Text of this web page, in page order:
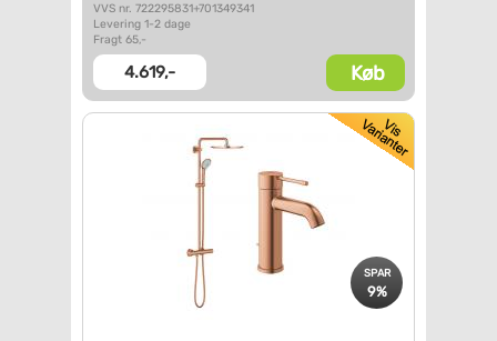
VVS nr. 722295831+701349341
Levering 1-2 dage
Fragt 65,-
4.619,- Køb
SPAR
9%